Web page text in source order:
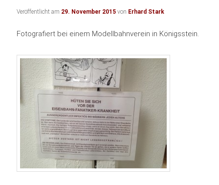
Veröffentlicht am 29. November 2015 von Erhard Stark
Fotografiert bei einem Modellbahnverein in Königsstein.